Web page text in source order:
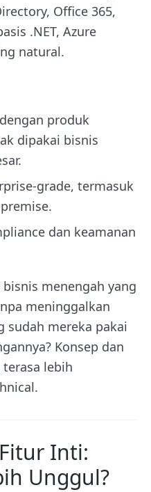
Office 365,
.NET, Azure
natural.
produk
dipakai bisnis
grade, termasuk
dan keamanan
menengah yang
meninggalkan
sudah mereka pakai
Konsep dan
lebih
Inti:
Unggul?